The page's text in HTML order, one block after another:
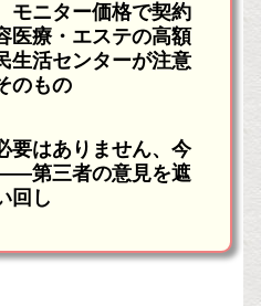
モニター価格で契約
療・エステの高額
生活センターが注意
のもの
要はありません、今
第三者の意見を遮
回し